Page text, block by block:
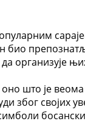
организује
што је
због својих